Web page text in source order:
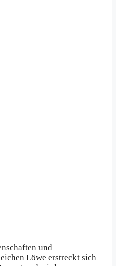
und
Löwe erstreckt sich